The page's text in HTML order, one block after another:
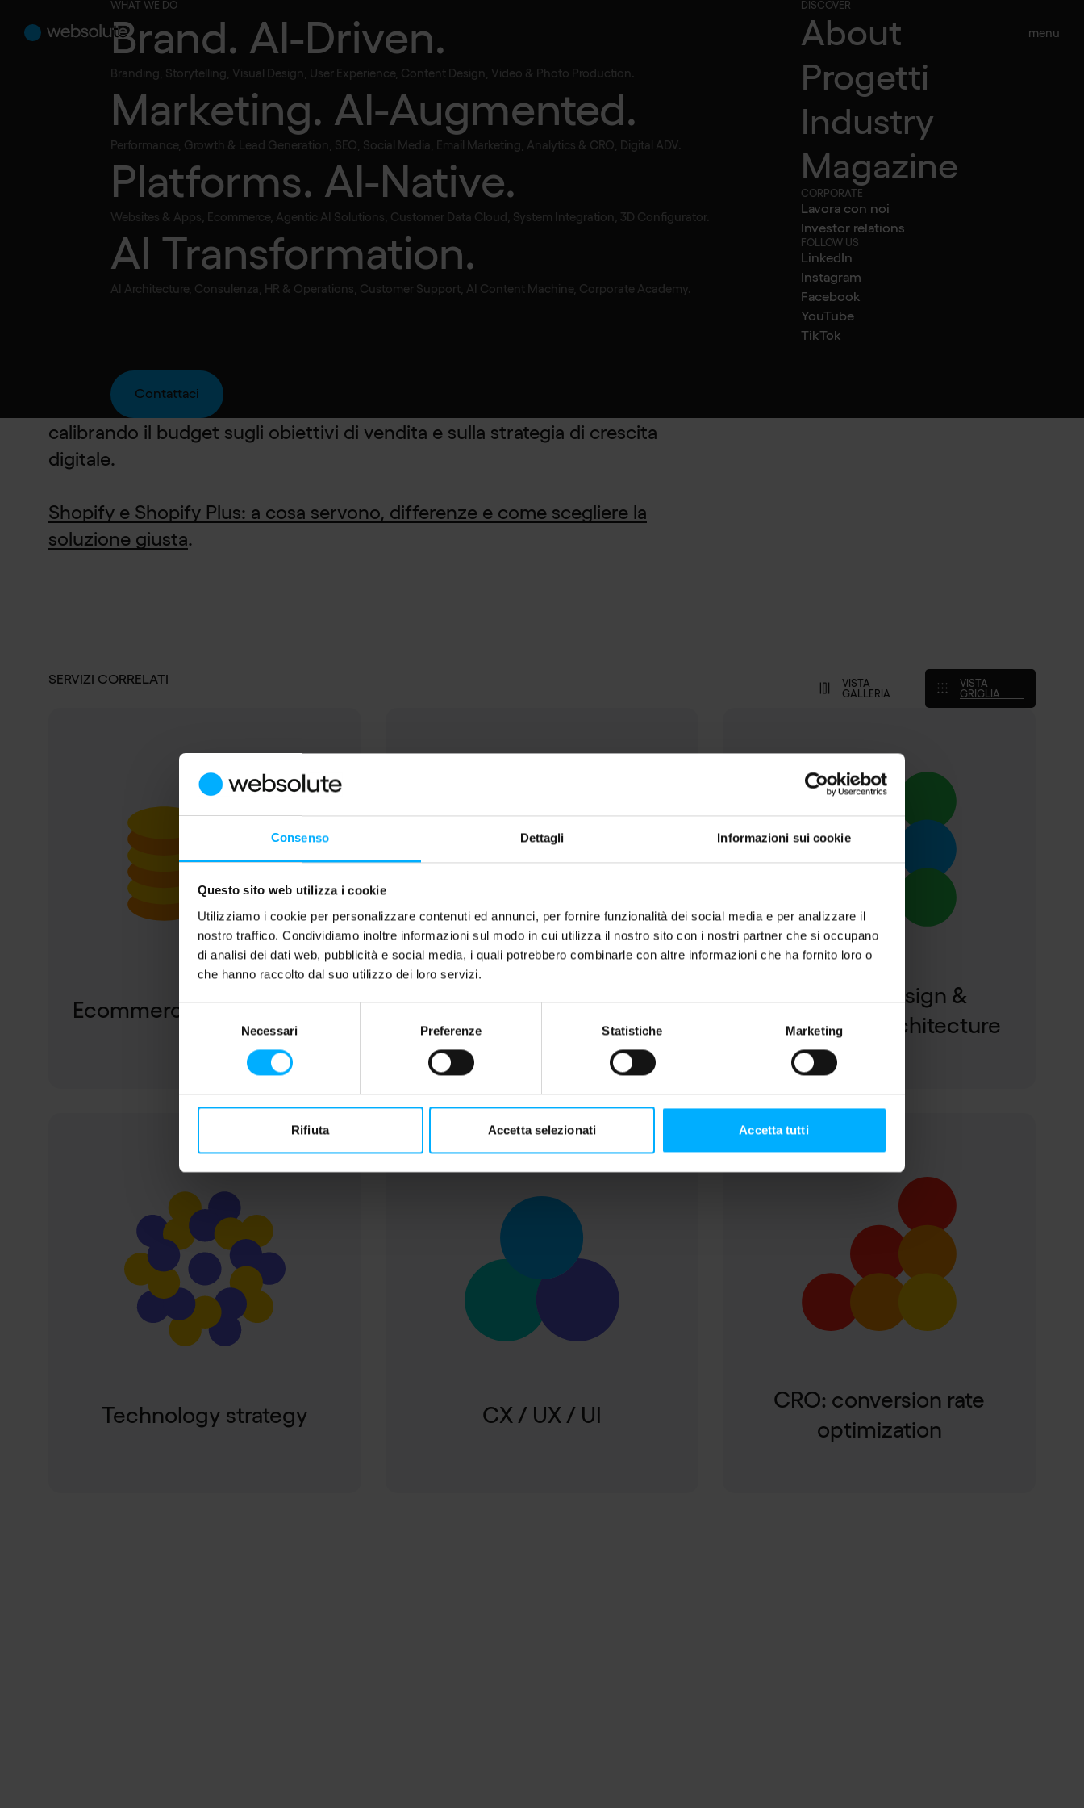
Consenso Dettagli Informazioni sui cookie
Questo sito web utilizza i cookie
Utilizziamo i cookie per personalizzare contenuti ed annunci, per fornire funzionalità dei social media e per analizzare il
nostro traffico. Condividiamo inoltre informazioni sul modo in cui utilizza il nostro sito con i nostri partner che si occupano
di analisi dei dati web, pubblicità e social media, i quali potrebbero combinarle con altre informazioni che ha fornito loro o
che hanno raccolto dal suo utilizzo dei loro servizi.
Selezione
Necessari Preferenze Statistiche Marketing
Rifiuta Accetta selezionati Accetta tutti
menu
WHAT WE DO
Brand. AI-Driven.
Branding, Storytelling, Visual Design, User Experience, Content Design, Video & Photo Production.
Marketing. AI-Augmented.
Performance, Growth & Lead Generation, SEO, Social Media, Email Marketing, Analytics & CRO, Digital ADV.
Platforms. AI-Native.
Websites & Apps, Ecommerce, Agentic AI Solutions, Customer Data Cloud, System Integration, 3D Configurator.
AI Transformation.
AI Architecture, Consulenza, HR & Operations, Customer Support, AI Content Machine, Corporate Academy.
Contattaci
DISCOVER
About
Progetti
Industry
Magazine
CORPORATE
Lavora con noi
Investor relations
FOLLOW US
LinkedIn
Instagram
Facebook
YouTube
TikTok
Quanto costa fare un sito web su
Shopify?
aggiungendo app, design avanzato e funzionalità dedicate l’investimento
può crescere. Websolute sviluppa progetti Shopify personalizzati,
calibrando il budget sugli obiettivi di vendita e sulla strategia di crescita
digitale.
Shopify e Shopify Plus: a cosa servono, differenze e come scegliere la
soluzione giusta.
SERVIZI CORRELATI
VISTA
GALLERIA
VISTA
GRIGLIA
Pause
Ecommerce Development Website Development
Content design &
information architecture
Pause
Technology strategy
Pause
CX / UX / UI
CRO: conversion rate
optimization